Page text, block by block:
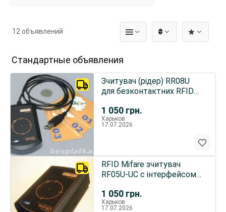
₴
12 объявлений
Стандартные объявления
1 050 грн.
Зчитувач (рідер) RR08U
для безконтактних RFID
Харьков
17.07.2026
1 050 грн.
RFID Mifare зчитувач
RF05U-UC с інтерфейсом
Харьков
17.07.2026